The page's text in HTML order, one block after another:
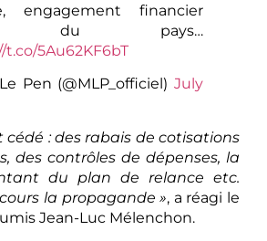
engagement financier
du pays…
5Au62KF6bT
Pen (@MLP_officiel) July
cédé : des rabais de cotisations
des contrôles de dépenses, la
du plan de relance etc.
la propagande », a réagi le
Jean-Luc Mélenchon.